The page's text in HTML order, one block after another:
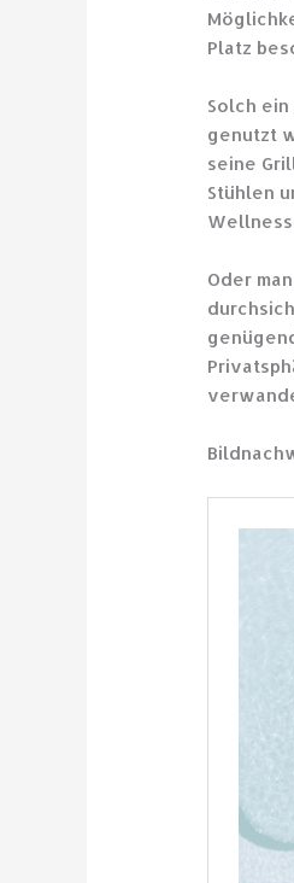
Platz
Solch
genutzt
seine
Stühlen
Oder